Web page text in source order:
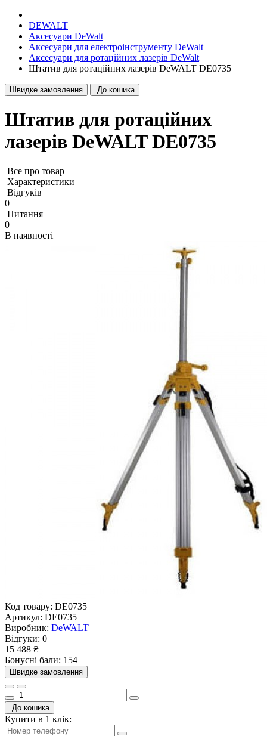
DEWALT
Аксесуари DeWalt
Аксесуари для електроінструменту DeWalt
Аксесуари для ротаційних лазерів DeWalt
Штатив для ротаційних лазерів DeWALT DE0735
Швидке замовлення До кошика
Штатив для ротаційних
лазерів DeWALT DE0735
Все про товар
Характеристики
Відгуків
0
Питання
0
В наявності
Код товару: DE0735
Артикул: DE0735
Виробник: DeWALT
Відгуки: 0
15 488 ₴
Бонусні бали: 154
Швидке замовлення
До кошика
Купити в 1 клік: